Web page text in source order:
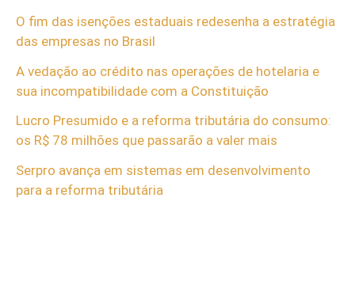
O fim das isenções estaduais redesenha a estratégia
das empresas no Brasil
A vedação ao crédito nas operações de hotelaria e
sua incompatibilidade com a Constituição
Lucro Presumido e a reforma tributária do consumo:
os R$ 78 milhões que passarão a valer mais
Serpro avança em sistemas em desenvolvimento
para a reforma tributária